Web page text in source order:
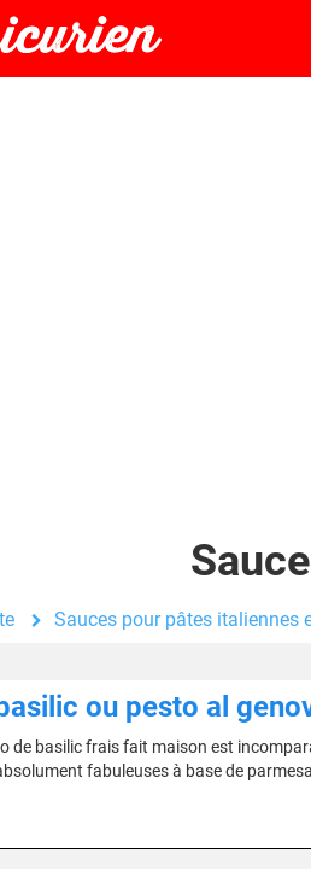
Sauces pour pâtes italiennes
ou pesto al
de basilic frais fait maison est
fabuleuses à base de